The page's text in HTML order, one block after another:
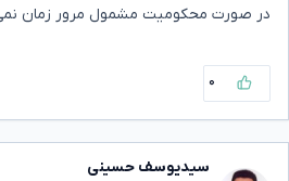
در صورت محکومیت مشمول مرور زمان
۰
سیدیوسف حسینی